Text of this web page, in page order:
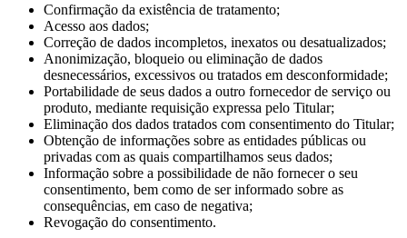
Confirmação da existência de tratamento;
Acesso aos dados;
Correção de dados incompletos, inexatos ou desatualizados;
Anonimização, bloqueio ou eliminação de dados
desnecessários, excessivos ou tratados em desconformidade;
Portabilidade de seus dados a outro fornecedor de serviço ou
produto, mediante requisição expressa pelo Titular;
Eliminação dos dados tratados com consentimento do Titular;
Obtenção de informações sobre as entidades públicas ou
privadas com as quais compartilhamos seus dados;
Informação sobre a possibilidade de não fornecer o seu
consentimento, bem como de ser informado sobre as
consequências, em caso de negativa;
Revogação do consentimento.